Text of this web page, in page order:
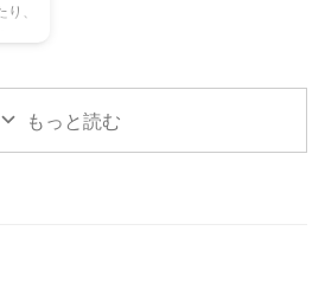
記
る ...
、
状は
、
ぐ
もっと読む